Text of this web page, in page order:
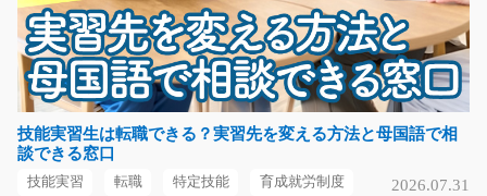
自動車部品の検品、仕分け作業です/t03_01143
急募
カゴやケースに入った小さな部品の検品や入出荷作業を
お願いします。 社…
長期（3ヶ月以上）
時給1400~時給1750円
技能実習生は転職できる？実習先を変える方法と母国語で相
談できる窓口
技能実習 転職 特定技能 育成就労制度 2026.07.31